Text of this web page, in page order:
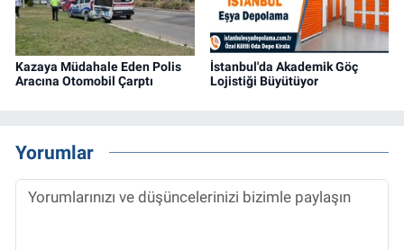
Kazaya Müdahale Eden Polis
Aracına Otomobil Çarptı
İstanbul'da Akademik Göç
Lojistiği Büyütüyor
Yorumlar